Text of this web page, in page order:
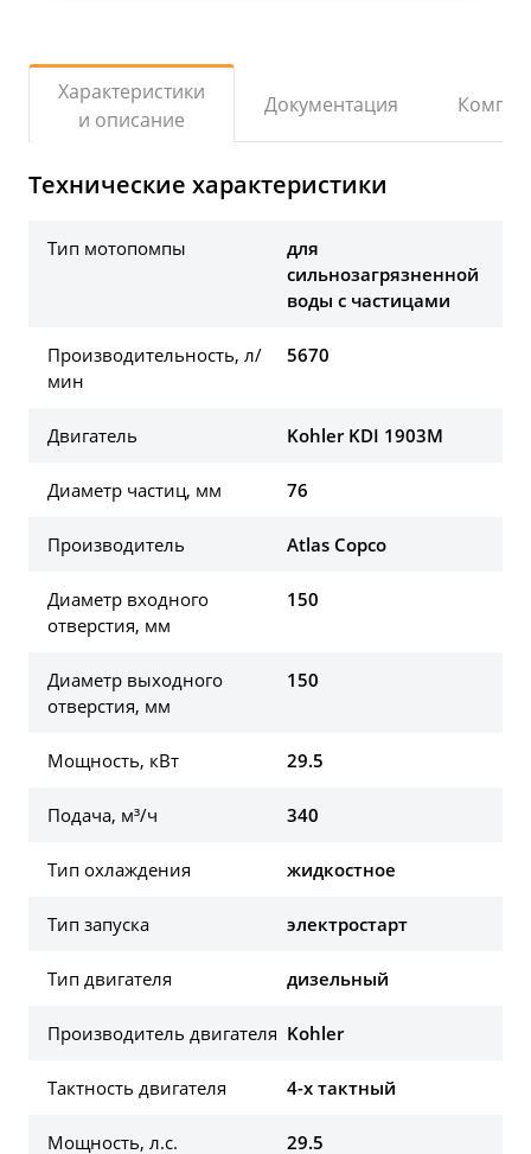
Характеристики
и описание
Документация
Технические характеристики
Тип мотопомпы
для
сильнозагрязненной
воды с частицами
Производительность, л/
мин
5670
Двигатель Kohler KDI 1903M
Диаметр частиц, мм 76
Производитель Atlas Copco
Диаметр входного
отверстия, мм
150
Диаметр выходного
отверстия, мм
150
Мощность, кВт 29.5
Подача, м³/ч 340
Тип охлаждения жидкостное
Тип запуска электростарт
Тип двигателя дизельный
Производитель двигателя Kohler
Тактность двигателя 4-х тактный
Мощность, л.с. 29.5